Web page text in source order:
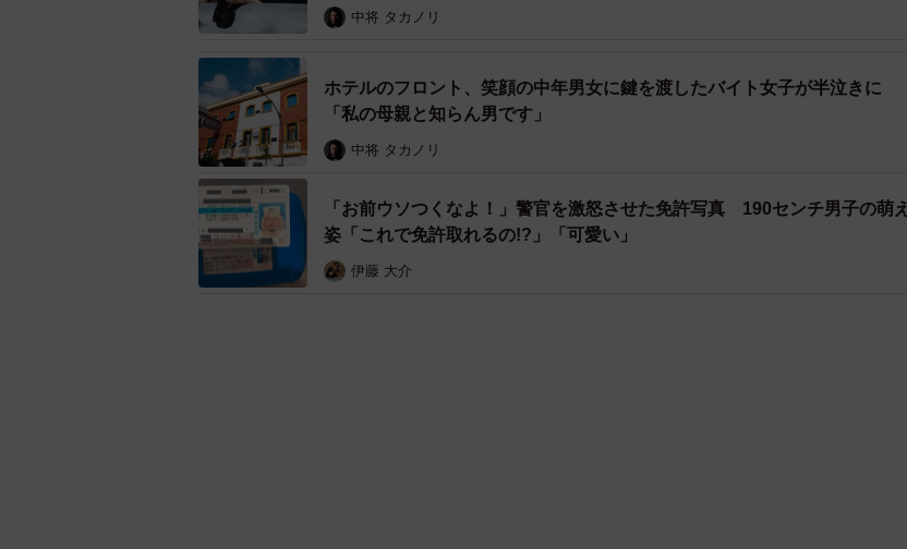
中将 タカノリ
ホテルのフロント、笑顔の中年男女に鍵を渡したバイト女子が半泣きに
「私の母親と知らん男です」
中将 タカノリ
「お前ウソつくなよ！」警官を激怒させた免許写真 190センチ男子の萌え
姿「これで免許取れるの!?」「可愛い」
伊藤 大介